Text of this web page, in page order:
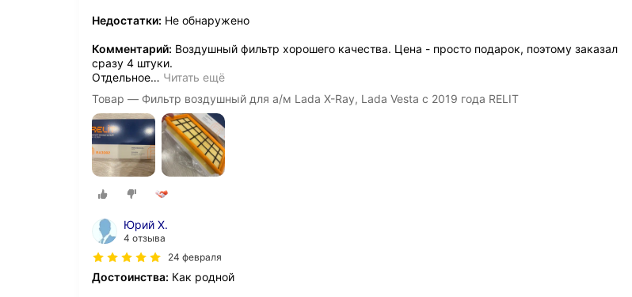
Недостатки: Не обнаружено
Комментарий: Воздушный фильтр хорошего качества. Цена - просто подарок, поэтому заказал
сразу 4 штуки.
Отдельное… Читать ещё
Товар — Фильтр воздушный для а/м Lada X-Ray, Lada Vesta с 2019 года RELIT
Юрий Х.
4 отзыва
24 февраля
Достоинства: Как родной